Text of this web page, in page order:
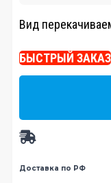
Вид
БЫСТРЫЙ ЗАКАЗ
Доставка по РФ